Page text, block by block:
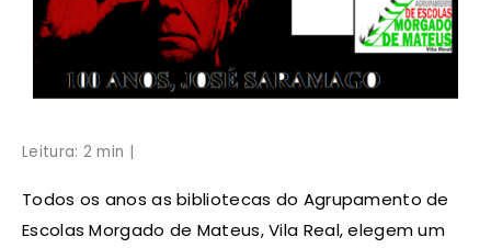
Leitura: 2 min |
Todos os anos as bibliotecas do Agrupamento de
Escolas Morgado de Mateus, Vila Real, elegem um